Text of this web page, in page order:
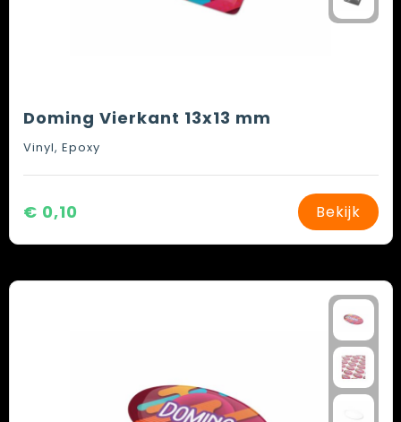
Doming Vierkant 13x13 mm
Vinyl, Epoxy
€ 0,10 Bekijk